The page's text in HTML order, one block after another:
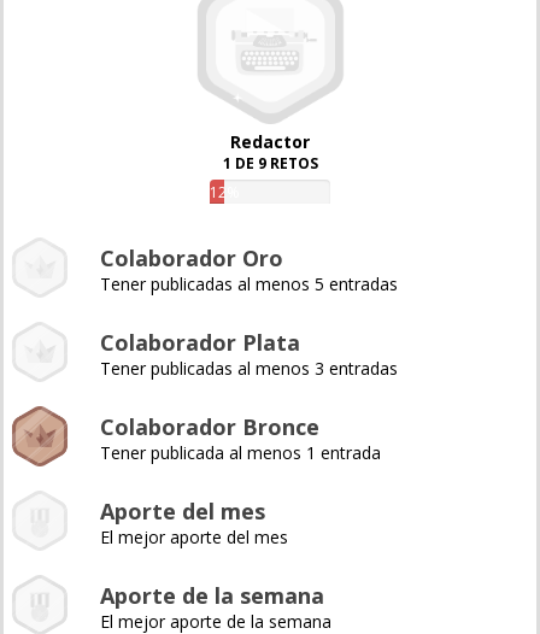
Redactor
1 DE 9 RETOS
12%
Colaborador Oro
Tener publicadas al menos 5 entradas
Colaborador Plata
Tener publicadas al menos 3 entradas
Colaborador Bronce
Tener publicada al menos 1 entrada
Aporte del mes
El mejor aporte del mes
Aporte de la semana
El mejor aporte de la semana